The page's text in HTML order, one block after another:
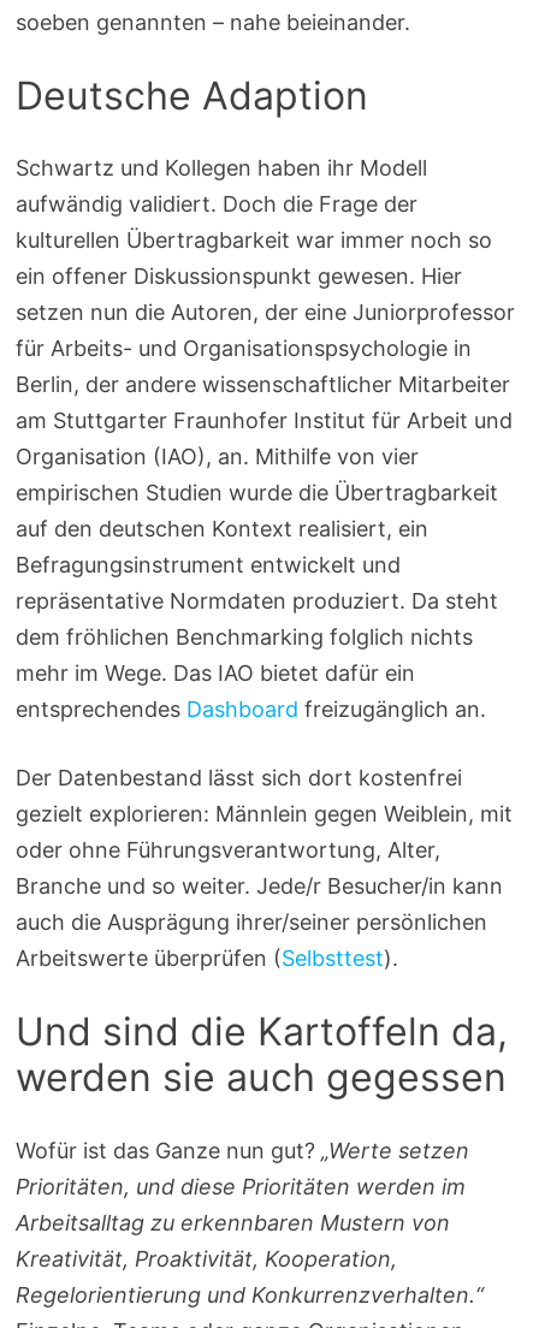
soeben genannten – nahe beieinander.
Deutsche Adaption
Schwartz und Kollegen haben ihr Modell
aufwändig validiert. Doch die Frage der
kulturellen Übertragbarkeit war immer noch so
ein offener Diskussionspunkt gewesen. Hier
setzen nun die Autoren, der eine Juniorprofessor
für Arbeits- und Organisationspsychologie in
Berlin, der andere wissenschaftlicher Mitarbeiter
am Stuttgarter Fraunhofer Institut für Arbeit und
Organisation (IAO), an. Mithilfe von vier
empirischen Studien wurde die Übertragbarkeit
auf den deutschen Kontext realisiert, ein
Befragungsinstrument entwickelt und
repräsentative Normdaten produziert. Da steht
dem fröhlichen Benchmarking folglich nichts
mehr im Wege. Das IAO bietet dafür ein
entsprechendes Dashboard freizugänglich an.
Der Datenbestand lässt sich dort kostenfrei
gezielt explorieren: Männlein gegen Weiblein, mit
oder ohne Führungsverantwortung, Alter,
Branche und so weiter. Jede/r Besucher/in kann
auch die Ausprägung ihrer/seiner persönlichen
Arbeitswerte überprüfen (Selbsttest).
Und sind die Kartoffeln da,
werden sie auch gegessen
Wofür ist das Ganze nun gut?„Werte setzen
Prioritäten, und diese Prioritäten werden im
Arbeitsalltag zu erkennbaren Mustern von
Kreativität, Proaktivität, Kooperation,
Regelorientierung und Konkurrenzverhalten.“